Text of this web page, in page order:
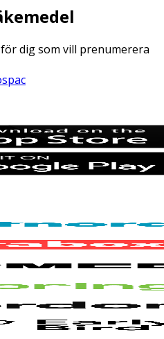
dig som vill prenumerera